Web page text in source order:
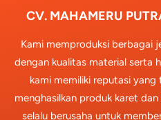
CV. MAHAMERU
Kami memproduksi berbagai
dengan kualitas material serta
kami memiliki reputasi
menghasilkan produk karet
selalu berusaha untuk